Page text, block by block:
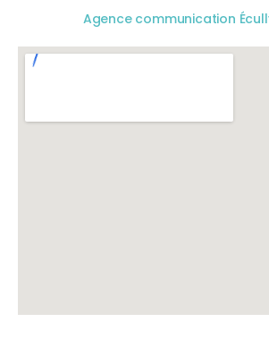
Agence communication